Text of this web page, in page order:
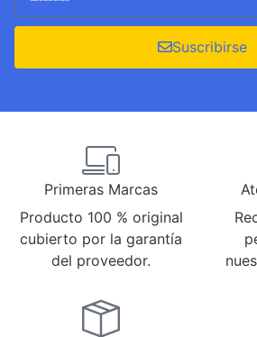
Suscribirse
Primeras Marcas
Producto 100 % original
cubierto por la garantía
del proveedor.